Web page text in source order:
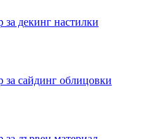
за декинг настилки
за сайдинг облицовки